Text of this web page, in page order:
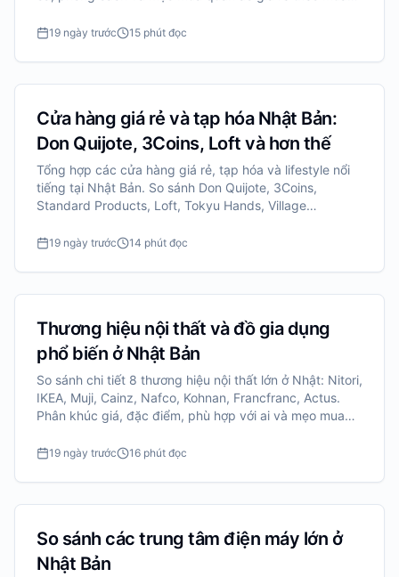
19 ngày trước 15 phút đọc
Cửa hàng giá rẻ và tạp hóa Nhật Bản:
Don Quijote, 3Coins, Loft và hơn thế
Tổng hợp các cửa hàng giá rẻ, tạp hóa và lifestyle nổi
tiếng tại Nhật Bản. So sánh Don Quijote, 3Coins,
Standard Products, Loft, Tokyu Hands, Village
19 ngày trước 14 phút đọc
Thương hiệu nội thất và đồ gia dụng
phổ biến ở Nhật Bản
So sánh chi tiết 8 thương hiệu nội thất lớn ở Nhật: Nitori,
IKEA, Muji, Cainz, Nafco, Kohnan, Francfranc, Actus.
Phân khúc giá, đặc điểm, phù hợp với ai và mẹo mua
19 ngày trước 16 phút đọc
So sánh các trung tâm điện máy lớn ở
Nhật Bản